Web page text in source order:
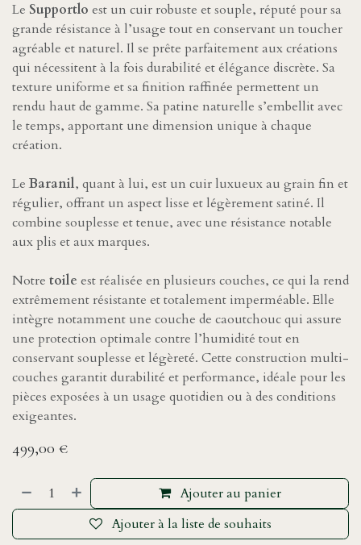
Le Supportlo est un cuir robuste et souple, réputé pour sa
grande résistance à l’usage tout en conservant un toucher
agréable et naturel. Il se prête parfaitement aux créations
qui nécessitent à la fois durabilité et élégance discrète. Sa
texture uniforme et sa finition raffinée permettent un
rendu haut de gamme. Sa patine naturelle s’embellit avec
le temps, apportant une dimension unique à chaque
création.
LeBaranil, quant à lui, est un cuir luxueux au grain fin et
régulier, offrant un aspect lisse et légèrement satiné. Il
combine souplesse et tenue, avec une résistance notable
aux plis et aux marques.
Notre toile est réalisée en plusieurs couches, ce qui la rend
extrêmement résistante et totalement imperméable. Elle
intègre notamment une couche de caoutchouc qui assure
une protection optimale contre l’humidité tout en
conservant souplesse et légèreté. Cette construction multi-
couches garantit durabilité et performance, idéale pour les
pièces exposées à un usage quotidien ou à des conditions
exigeantes.
499,00 €
Ajouter au panier
Ajouter à la liste de souhaits